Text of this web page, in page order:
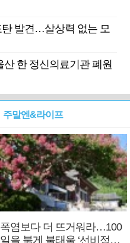
발견…살상력 없는 모
한 정신의료기관 폐원
주말엔&라이프
폭염보다 더 뜨거워라…100
일을 붉게 불태울 ‘선비정신’